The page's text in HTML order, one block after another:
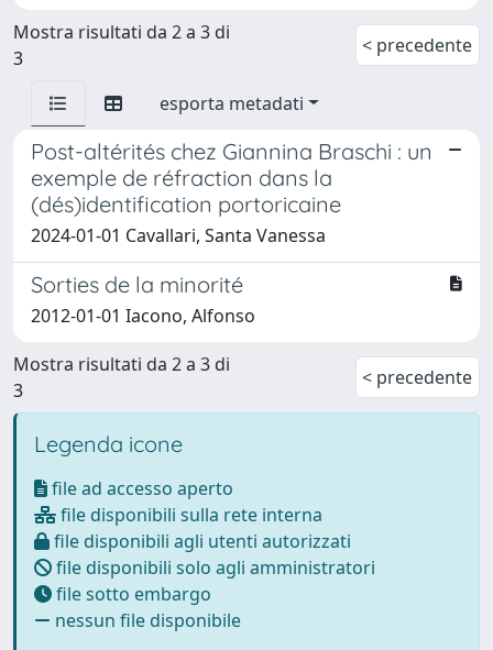
Mostra risultati da 2 a 3 di
3
< precedente
esporta metadati
Post-altérités chez Giannina Braschi : un
exemple de réfraction dans la
(dés)identification portoricaine
2024-01-01 Cavallari, Santa Vanessa
Sorties de la minorité
2012-01-01 Iacono, Alfonso
Mostra risultati da 2 a 3 di
3
< precedente
Legenda icone
file ad accesso aperto
file disponibili sulla rete interna
file disponibili agli utenti autorizzati
file disponibili solo agli amministratori
file sotto embargo
nessun file disponibile